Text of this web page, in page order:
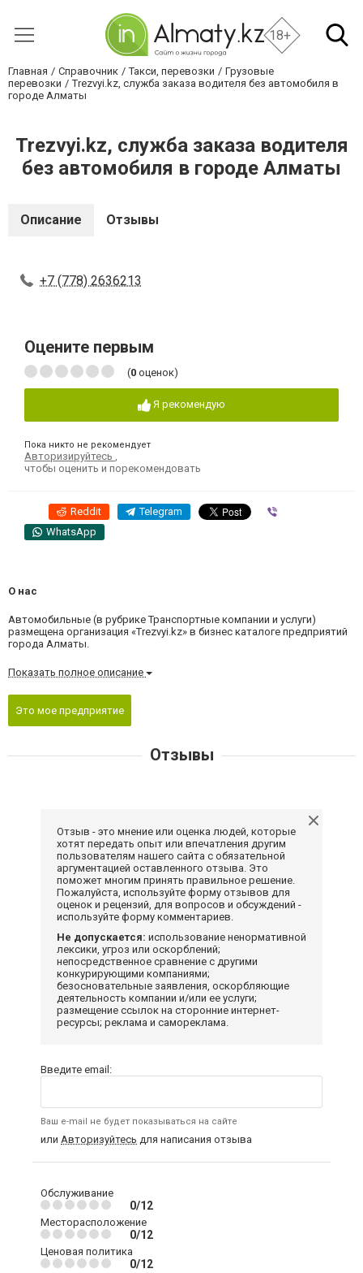
18+
Главная Справочник Такси, перевозки
Грузовые
перевозки
Trezvyi.kz, служба заказа водителя без автомобиля в
городе Алматы
Trezvyi.kz, служба заказа водителя
без автомобиля в городе Алматы
Описание Отзывы
+7 (778) 2636213
Оцените первым
(0 оценок)
Я рекомендую
Пока никто не рекомендует
Авторизируйтесь
чтобы оценить и порекомендовать
Reddit Telegram
WhatsApp
О нас
Автомобильные (в рубрике Транспортные компании и услуги)
размещена организация «Trezvyi.kz» в бизнес каталоге предприятий
города Алматы.
Показать полное описание
Это мое предприятие
Отзывы
Отзыв - это мнение или оценка людей, которые
хотят передать опыт или впечатления другим
пользователям нашего сайта с обязательной
аргументацией оставленного отзыва. Это
поможет многим принять правильное решение.
Пожалуйста, используйте форму отзывов для
оценок и рецензий, для вопросов и обсуждений -
используйте форму комментариев.
Не допускается: использование ненормативной
лексики, угроз или оскорблений;
непосредственное сравнение с другими
конкурирующими компаниями;
безосновательные заявления, оскорбляющие
деятельность компании и/или ее услуги;
размещение ссылок на сторонние интернет-
ресурсы; реклама и самореклама.
Введите email:
Ваш e-mail не будет показываться на сайте
или Авторизуйтесь для написания отзыва
Обслуживание
0/12
Месторасположение
0/12
Ценовая политика
0/12